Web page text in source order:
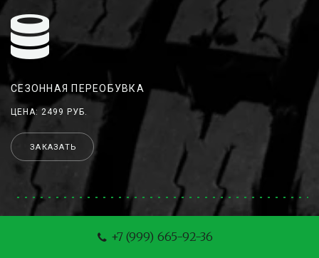
СЕЗОННАЯ ПЕРЕОБУВКА
ЦЕНА: 2499 РУБ.
ЗАКАЗАТЬ
+7 (999) 665-92-36